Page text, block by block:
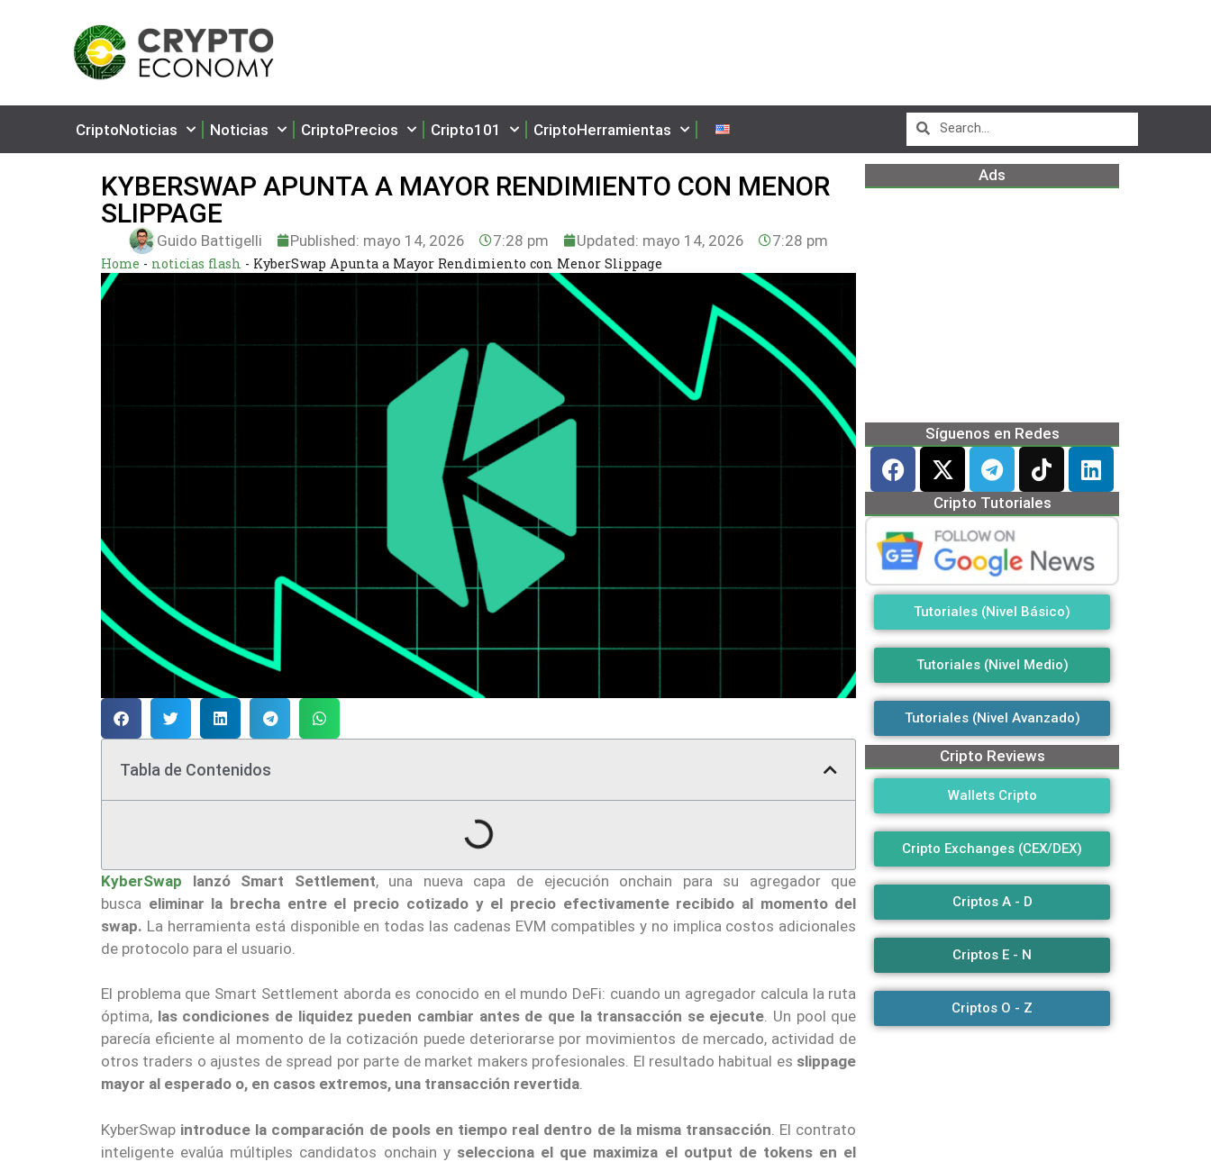
CriptoNoticias Noticias CriptoPrecios Cripto101 CriptoHerramientas
KYBERSWAP APUNTA A MAYOR RENDIMIENTO CON MENOR
SLIPPAGE
Guido Battigelli Published: mayo 14, 2026 7:28 pm Updated: mayo 14, 2026 7:28 pm
Home - noticias flash - KyberSwap Apunta a Mayor Rendimiento con Menor Slippage
Tabla de Contenidos
KyberSwap lanzó Smart Settlement, una nueva capa de ejecución onchain para su agregador que
busca eliminar la brecha entre el precio cotizado y el precio efectivamente recibido al momento del
swap. La herramienta está disponible en todas las cadenas EVM compatibles y no implica costos adicionales
de protocolo para el usuario.
El problema que Smart Settlement aborda es conocido en el mundo DeFi: cuando un agregador calcula la ruta
óptima, las condiciones de liquidez pueden cambiar antes de que la transacción se ejecute. Un pool que
parecía eficiente al momento de la cotización puede deteriorarse por movimientos de mercado, actividad de
otros traders o ajustes de spread por parte de market makers profesionales. El resultado habitual es slippage
mayor al esperado o, en casos extremos, una transacción revertida.
KyberSwap introduce la comparación de pools en tiempo real dentro de la misma transacción . El contrato
inteligente evalúa múltiples candidatos onchain y selecciona el que maximiza el output de tokens en el
Ads
Síguenos en Redes
Cripto Tutoriales
Tutoriales (Nivel Básico)
Tutoriales (Nivel Medio)
Tutoriales (Nivel Avanzado)
Cripto Reviews
Wallets Cripto
Cripto Exchanges (CEX/DEX)
Criptos A - D
Criptos E - N
Criptos O - Z